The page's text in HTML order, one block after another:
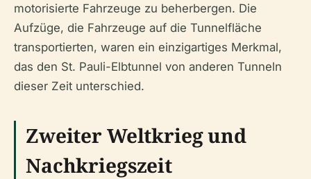
motorisierte Fahrzeuge zu beherbergen. Die
Aufzüge, die Fahrzeuge auf die Tunnelfläche
transportierten, waren ein einzigartiges Merkmal,
das den St. Pauli-Elbtunnel von anderen Tunneln
dieser Zeit unterschied.
Zweiter Weltkrieg und
Nachkriegszeit